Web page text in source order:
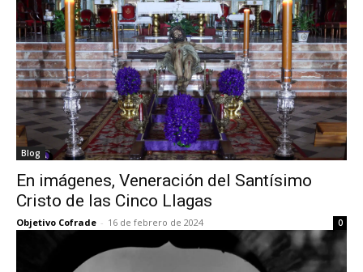
Blog
En imágenes, Veneración del Santísimo
Cristo de las Cinco Llagas
Objetivo Cofrade - 16 de febrero de 2024 0